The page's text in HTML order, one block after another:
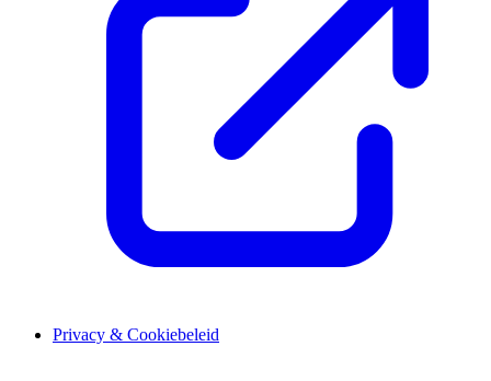
Privacy & Cookiebeleid